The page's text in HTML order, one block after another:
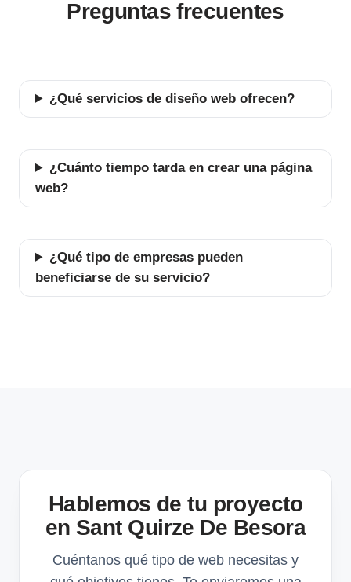
Preguntas frecuentes
¿Qué servicios de diseño web ofrecen?
¿Cuánto tiempo tarda en crear una página
web?
¿Qué tipo de empresas pueden
beneficiarse de su servicio?
Hablemos de tu proyecto
en Sant Quirze De Besora
Cuéntanos qué tipo de web necesitas y